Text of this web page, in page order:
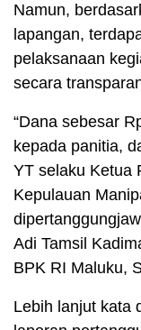
Namun,
lapangan,
pelaksanaan
secara
“Dana sebesar
kepada panitia,
YT selaku Ketua
Kepulauan
Adi Tamsil
BPK RI Maluku,
Lebih lanjut kata